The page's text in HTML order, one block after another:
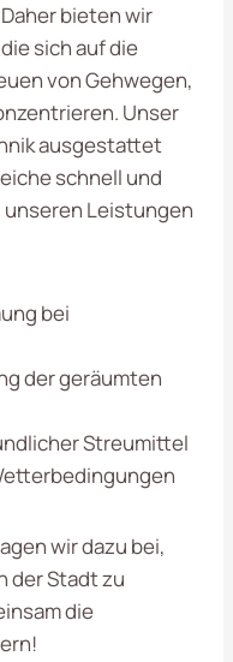
bieten wir
sich auf die
von Gehwegen,
Unser
ausgestattet
schnell und
Leistungen
bei
der geräumten
Streumittel
wir dazu bei,
der Stadt zu
die